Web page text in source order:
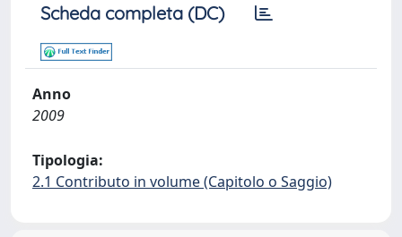
Scheda completa (DC)
Anno
2009
Tipologia:
2.1 Contributo in volume (Capitolo o Saggio)